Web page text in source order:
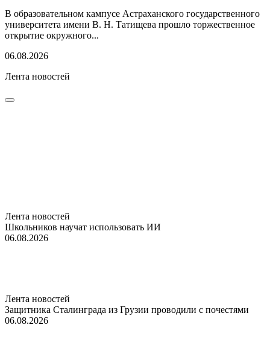
В образовательном кампусе Астраханского государственного
университета имени В. Н. Татищева прошло торжественное
открытие окружного...
06.08.2026
Лента новостей
Лента новостей
Школьников научат использовать ИИ
06.08.2026
Лента новостей
Защитника Сталинграда из Грузии проводили с почестями
06.08.2026